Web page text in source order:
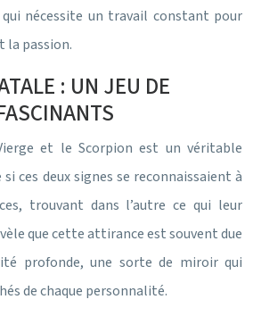
nécessite un travail constant pour
la passion.
: UN JEU DE
et le Scorpion est un véritable
ces deux signes se reconnaissaient à
trouvant dans l’autre ce qui leur
que cette attirance est souvent due
profonde, une sorte de miroir qui
de chaque personnalité.